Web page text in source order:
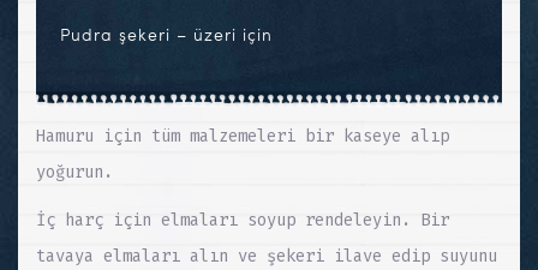
Pudra şekeri – üzeri için
Hamuru için tüm malzemeleri bir kaseye alıp
yoğurun.
İç harç için elmaları soyup rendeleyin. Bir
tavaya elmaları alın ve şekeri ilave edip suyunu